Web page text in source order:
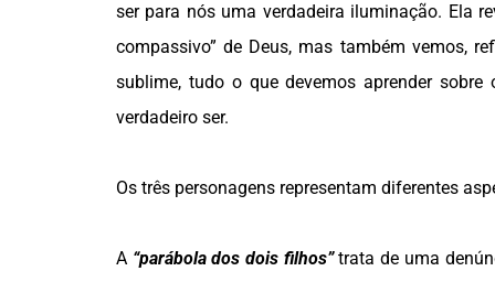
ser para nós uma verdadeira iluminação. Ela
compassivo” de Deus, mas também vemos,
sublime, tudo o que devemos aprender sobre
verdadeiro ser.
Os três personagens representam diferentes
A “parábola dos dois filhos”trata de uma